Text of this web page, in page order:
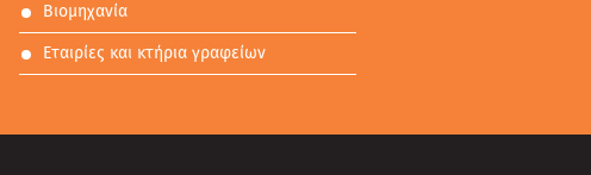
Βιομηχανία
Εταιρίες και κτήρια γραφείων